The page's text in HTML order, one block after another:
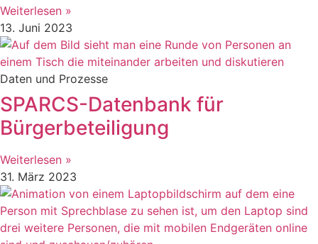
Weiterlesen »
13. Juni 2023
Daten und Prozesse
SPARCS-Datenbank für
Bürgerbeteiligung
Weiterlesen »
31. März 2023